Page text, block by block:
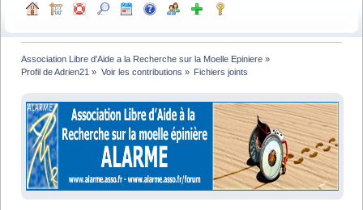
Association Libre d'Aide a la Recherche sur la Moelle Epiniere »
Profil de Adrien21 » Voir les contributions » Fichiers joints